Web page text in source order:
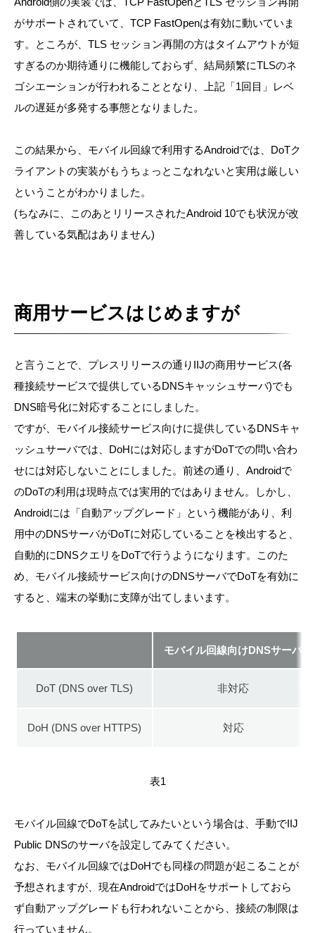
がサポートされていて、TCP FastOpenは有効に動いていま
す。ところが、TLS セッション再開の方はタイムアウトが短
すぎるのか期待通りに機能しておらず、結局頻繁にTLSのネ
ゴシエーションが行われることとなり、上記「1回目」レベ
ルの遅延が多発する事態となりました。
この結果から、モバイル回線で利用するAndroidでは、DoTク
ライアントの実装がもうちょっとこなれないと実用は厳しい
ということがわかりました。
(ちなみに、このあとリリースされたAndroid 10でも状況が改
善している気配はありません)
商用サービスはじめますが
と言うことで、プレスリリースの通りIIJの商用サービス(各
種接続サービスで提供しているDNSキャッシュサーバ)でも
DNS暗号化に対応することにしました。
ですが、モバイル接続サービス向けに提供しているDNSキャ
ッシュサーバでは、DoHには対応しますがDoTでの問い合わ
せには対応しないことにしました。前述の通り、Androidで
のDoTの利用は現時点では実用的ではありません。しかし、
Androidには「自動アップグレード」という機能があり、利
用中のDNSサーバがDoTに対応していることを検出すると、
自動的にDNSクエリをDoTで行うようになります。このた
め、モバイル接続サービス向けのDNSサーバでDoTを有効に
すると、端末の挙動に支障が出てしまいます。
モバイル回線向けDNSサーバ
DoT (DNS over TLS) 非対応
DoH (DNS over HTTPS) 対応
表1
モバイル回線でDoTを試してみたいという場合は、手動でIIJ
Public DNSのサーバを設定してみてください。
なお、モバイル回線ではDoHでも同様の問題が起こることが
予想されますが、現在AndroidではDoHをサポートしておら
ず自動アップグレードも行われないことから、接続の制限は
行っていません。